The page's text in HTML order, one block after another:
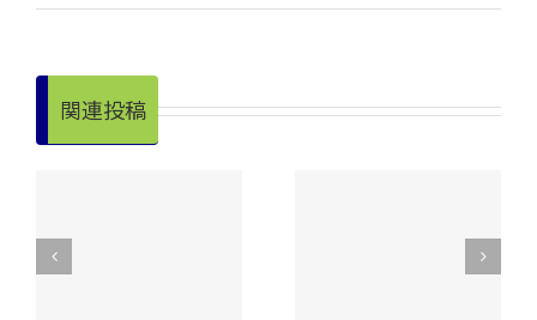
関連投稿
理学療法士による